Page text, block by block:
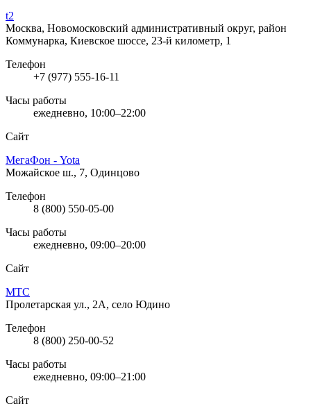
t2
Москва, Новомосковский административный округ, район
Коммунарка, Киевское шоссе, 23-й километр, 1
Телефон
+7 (977) 555-16-11
Часы работы
ежедневно, 10:00–22:00
Сайт
МегаФон - Yota
Можайское ш., 7, Одинцово
Телефон
8 (800) 550-05-00
Часы работы
ежедневно, 09:00–20:00
Сайт
МТС
Пролетарская ул., 2А, село Юдино
Телефон
8 (800) 250-00-52
Часы работы
ежедневно, 09:00–21:00
Сайт